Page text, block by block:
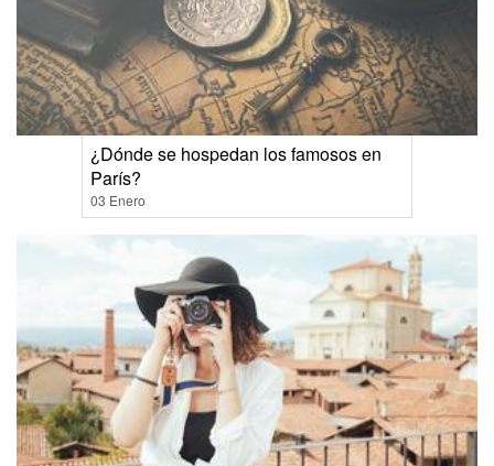
¿Dónde se hospedan los famosos en
París?
03 Enero